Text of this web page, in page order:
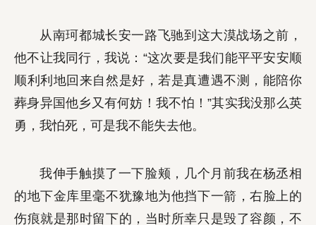
从南珂都城长安一路飞驰到这大漠战场之前，
他不让我同行，我说：“这次要是我们能平平安安顺
顺利利地回来自然是好，若是真遭遇不测，能陪你
葬身异国他乡又有何妨！我不怕！”其实我没那么英
勇，我怕死，可是我不能失去他。
我伸手触摸了一下脸颊，几个月前我在杨丞相
的地下金库里毫不犹豫地为他挡下一箭，右脸上的
伤痕就是那时留下的，当时所幸只是毁了容颜，不